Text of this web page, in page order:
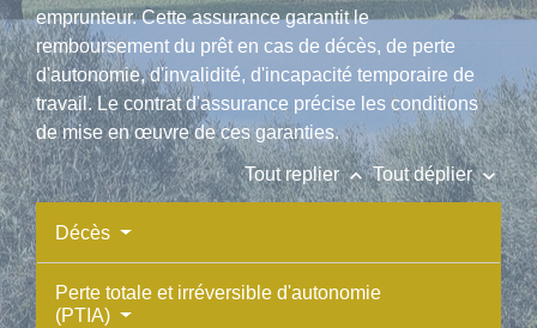
emprunteur. Cette assurance garantit le
remboursement du prêt en cas de décès, de perte
d'autonomie, d'invalidité, d'incapacité temporaire de
travail. Le contrat d'assurance précise les conditions
de mise en œuvre de ces garanties.
Tout replierkeyboard_arrow_up Tout déplierkeyboard_arrow_down
Décès
Perte totale et irréversible d'autonomie
(PTIA)